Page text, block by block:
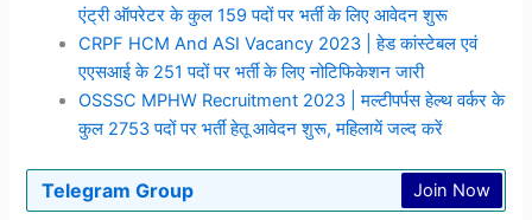
एंट्री ऑपरेटर के कुल 159 पदों पर भर्ती के लिए आवेदन शुरू
CRPF HCM And ASI Vacancy 2023 | हेड कांस्टेबल एवं
एएसआई के 251 पदों पर भर्ती के लिए नोटिफिकेशन जारी
OSSSC MPHW Recruitment 2023 | मल्टीपर्पस हेल्थ वर्कर के
कुल 2753 पदों पर भर्ती हेतू आवेदन शुरू, महिलायें जल्द करें
Telegram Group Join Now